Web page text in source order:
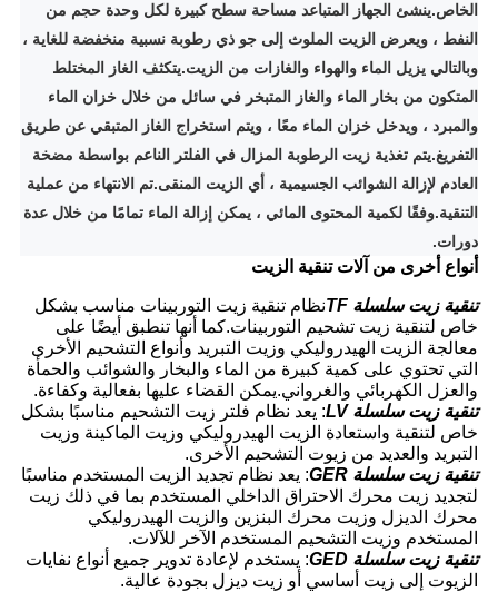
الخاص.ينشئ الجهاز المتباعد مساحة سطح كبيرة لكل وحدة حجم من
النفط ، ويعرض الزيت الملوث إلى جو ذي رطوبة نسبية منخفضة للغاية ،
وبالتالي يزيل الماء والهواء والغازات من الزيت.يتكثف الغاز المختلط
المتكون من بخار الماء والغاز المتبخر في سائل من خلال خزان الماء
والمبرد ، ويدخل خزان الماء معًا ، ويتم استخراج الغاز المتبقي عن طريق
التفريغ.يتم تغذية زيت الرطوبة المزال في الفلتر الناعم بواسطة مضخة
العادم لإزالة الشوائب الجسيمية ، أي الزيت المنقى.تم الانتهاء من عملية
التنقية.وفقًا لكمية المحتوى المائي ، يمكن إزالة الماء تمامًا من خلال عدة
دورات.
أنواع أخرى من آلات تنقية الزيت
تنقية زيت سلسلة TF
نظام تنقية زيت التوربينات مناسب بشكل
خاص لتنقية زيت تشحيم التوربينات.كما أنها تنطبق أيضًا على
معالجة الزيت الهيدروليكي وزيت التبريد وأنواع التشحيم الأخرى
التي تحتوي على كمية كبيرة من الماء والبخار والشوائب والحمأة
والعزل الكهربائي والغرواني.يمكن القضاء عليها بفعالية وكفاءة.
تنقية زيت سلسلة LV
: يعد نظام فلتر زيت التشحيم مناسبًا بشكل
خاص لتنقية واستعادة الزيت الهيدروليكي وزيت الماكينة وزيت
التبريد والعديد من زيوت التشحيم الأخرى.
تنقية زيت سلسلة GER
: يعد نظام تجديد الزيت المستخدم مناسبًا
لتجديد زيت محرك الاحتراق الداخلي المستخدم بما في ذلك زيت
محرك الديزل وزيت محرك البنزين والزيت الهيدروليكي
المستخدم وزيت التشحيم المستخدم الآخر للآلات.
تنقية زيت سلسلة GED
: يستخدم لإعادة تدوير جميع أنواع نفايات
الزيوت إلى زيت أساسي أو زيت ديزل بجودة عالية.